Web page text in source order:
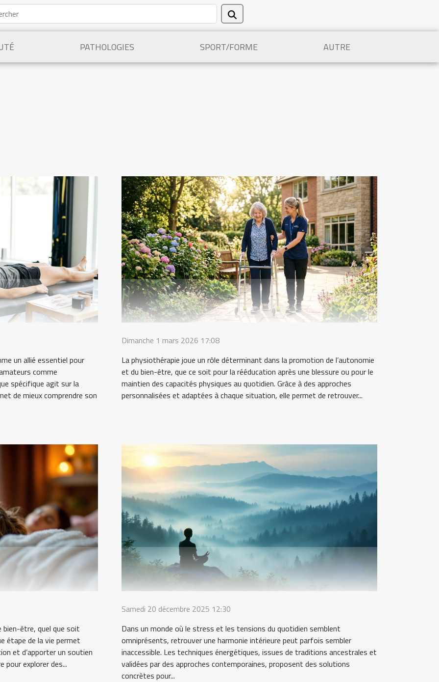
PATHOLOGIES SPORT/FORME AUTRE
un allié essentiel pour
comme
spécifique agit sur la
de mieux comprendre son
Dimanche 1 mars 2026 17:08
La physiothérapie joue un rôle déterminant dans la promotion de l’autonomie
et du bien-être, que ce soit pour la rééducation après une blessure ou pour le
maintien des capacités physiques au quotidien. Grâce à des approches
personnalisées et adaptées à chaque situation, elle permet de retrouver...
être, quel que soit
étape de la vie permet
et d’apporter un soutien
explorer des...
Samedi 20 décembre 2025 12:30
Dans un monde où le stress et les tensions du quotidien semblent
omniprésents, retrouver une harmonie intérieure peut parfois sembler
inaccessible. Les techniques énergétiques, issues de traditions ancestrales et
validées par des approches contemporaines, proposent des solutions
concrètes pour...